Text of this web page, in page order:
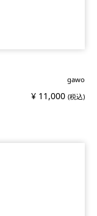
gawo
¥ 11,000 (税込)